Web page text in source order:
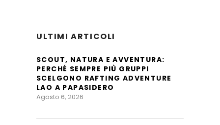
ULTIMI ARTICOLI
SCOUT, NATURA E AVVENTURA:
PERCHÉ SEMPRE PIÙ GRUPPI
SCELGONO RAFTING ADVENTURE
LAO A PAPASIDERO
Agosto 6, 2026